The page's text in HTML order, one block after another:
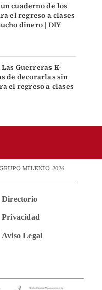
cuaderno de los
el regreso a clases
dinero | DIY
Guerreras K-
de decorarlas sin
el regreso a clases
MILENIO 2026
Directorio
Privacidad
Aviso Legal